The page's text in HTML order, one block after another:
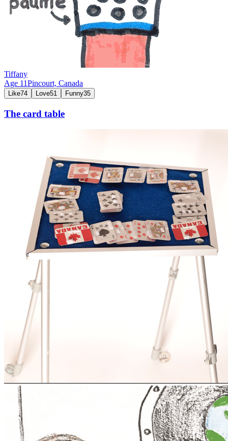
Tiffany
Age 11Pincourt, Canada
Like74 Love51 Funny35
The card table